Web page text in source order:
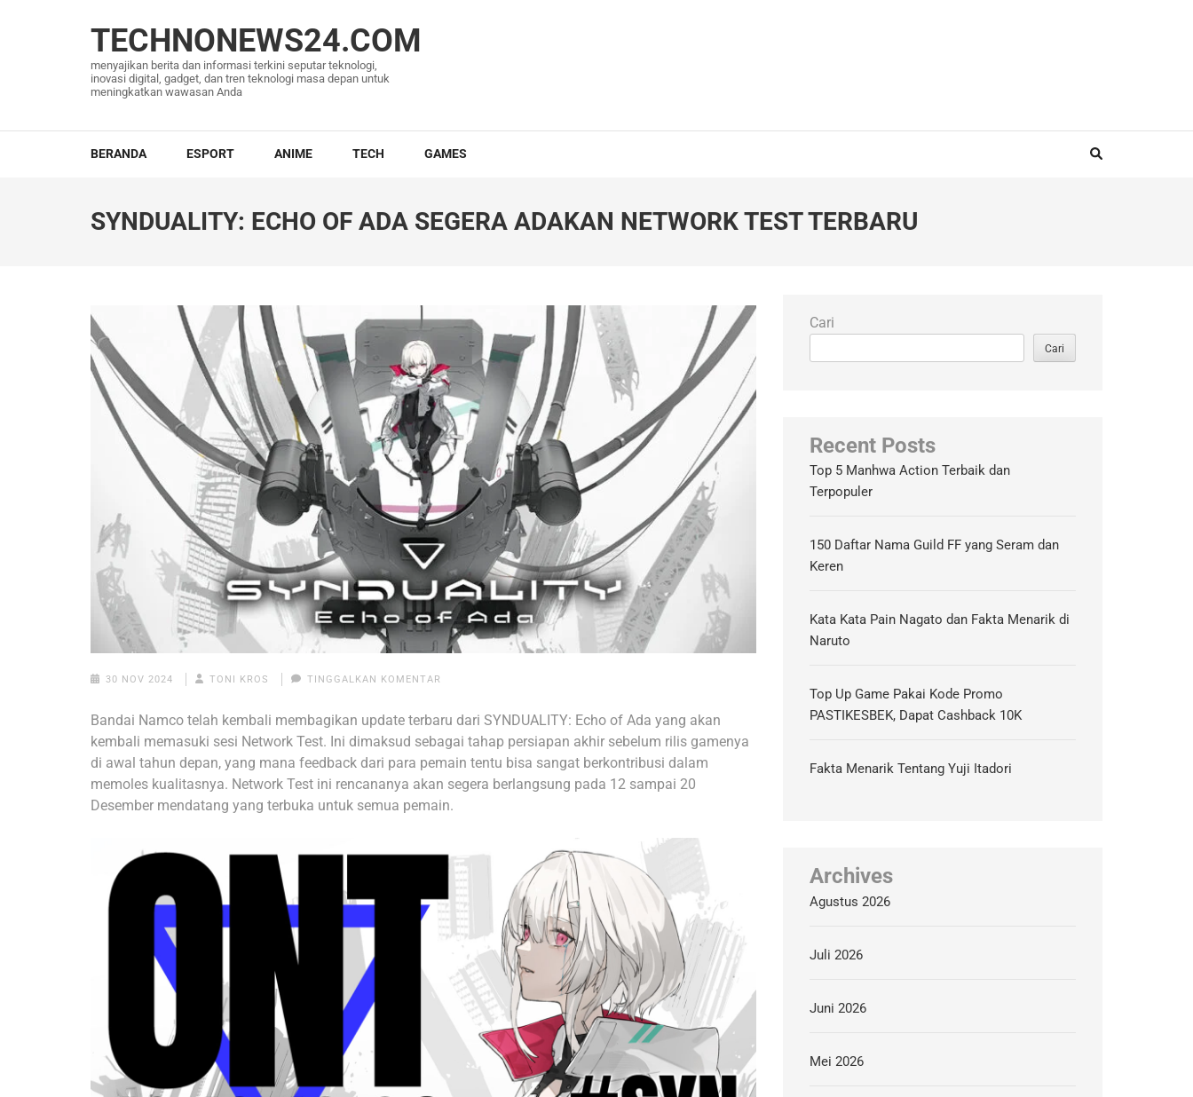
TECHNONEWS24.COM
menyajikan berita dan informasi terkini seputar teknologi,
inovasi digital, gadget, dan tren teknologi masa depan untuk
meningkatkan wawasan Anda
BERANDA ESPORT ANIME TECH GAMES
SYNDUALITY: ECHO OF ADA SEGERA ADAKAN NETWORK TEST TERBARU
30 NOV 2024 TONI KROS TINGGALKAN KOMENTAR
Bandai Namco telah kembali membagikan update terbaru dari SYNDUALITY: Echo of Ada yang akan
kembali memasuki sesi Network Test. Ini dimaksud sebagai tahap persiapan akhir sebelum rilis gamenya
di awal tahun depan, yang mana feedback dari para pemain tentu bisa sangat berkontribusi dalam
memoles kualitasnya. Network Test ini rencananya akan segera berlangsung pada 12 sampai 20
Desember mendatang yang terbuka untuk semua pemain.
Cari
Cari
Recent Posts
Top 5 Manhwa Action Terbaik dan
Terpopuler
150 Daftar Nama Guild FF yang Seram dan
Keren
Kata Kata Pain Nagato dan Fakta Menarik di
Naruto
Top Up Game Pakai Kode Promo
PASTIKESBEK, Dapat Cashback 10K
Fakta Menarik Tentang Yuji Itadori
Archives
Agustus 2026
Juli 2026
Juni 2026
Mei 2026